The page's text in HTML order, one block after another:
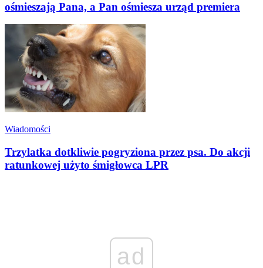
ośmieszają Pana, a Pan ośmiesza urząd premiera
Wiadomości
Trzylatka dotkliwie pogryziona przez psa. Do akcji
ratunkowej użyto śmigłowca LPR
ad